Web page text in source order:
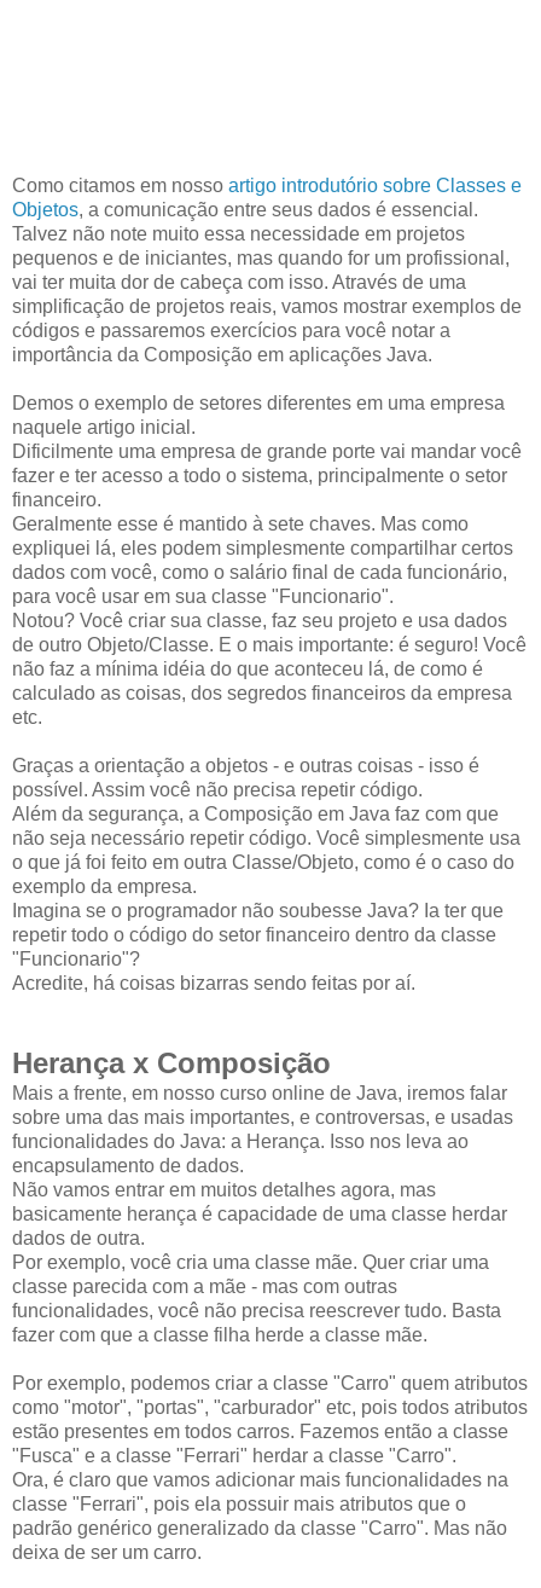
Como citamos em nosso artigo introdutório sobre Classes e
Objetos, a comunicação entre seus dados é essencial.
Talvez não note muito essa necessidade em projetos
pequenos e de iniciantes, mas quando for um profissional,
vai ter muita dor de cabeça com isso. Através de uma
simplificação de projetos reais, vamos mostrar exemplos de
códigos e passaremos exercícios para você notar a
importância da Composição em aplicações Java.
Demos o exemplo de setores diferentes em uma empresa
naquele artigo inicial.
Dificilmente uma empresa de grande porte vai mandar você
fazer e ter acesso a todo o sistema, principalmente o setor
financeiro.
Geralmente esse é mantido à sete chaves. Mas como
expliquei lá, eles podem simplesmente compartilhar certos
dados com você, como o salário final de cada funcionário,
para você usar em sua classe "Funcionario".
Notou? Você criar sua classe, faz seu projeto e usa dados
de outro Objeto/Classe. E o mais importante: é seguro! Você
não faz a mínima idéia do que aconteceu lá, de como é
calculado as coisas, dos segredos financeiros da empresa
etc.
Graças a orientação a objetos - e outras coisas - isso é
possível. Assim você não precisa repetir código.
Além da segurança, a Composição em Java faz com que
não seja necessário repetir código. Você simplesmente usa
o que já foi feito em outra Classe/Objeto, como é o caso do
exemplo da empresa.
Imagina se o programador não soubesse Java? Ia ter que
repetir todo o código do setor financeiro dentro da classe
"Funcionario"?
Acredite, há coisas bizarras sendo feitas por aí.
Herança x Composição
Mais a frente, em nosso curso online de Java, iremos falar
sobre uma das mais importantes, e controversas, e usadas
funcionalidades do Java: a Herança. Isso nos leva ao
encapsulamento de dados.
Não vamos entrar em muitos detalhes agora, mas
basicamente herança é capacidade de uma classe herdar
dados de outra.
Por exemplo, você cria uma classe mãe. Quer criar uma
classe parecida com a mãe - mas com outras
funcionalidades, você não precisa reescrever tudo. Basta
fazer com que a classe filha herde a classe mãe.
Por exemplo, podemos criar a classe "Carro" quem atributos
como "motor", "portas", "carburador" etc, pois todos atributos
estão presentes em todos carros. Fazemos então a classe
"Fusca" e a classe "Ferrari" herdar a classe "Carro".
Ora, é claro que vamos adicionar mais funcionalidades na
classe "Ferrari", pois ela possuir mais atributos que o
padrão genérico generalizado da classe "Carro". Mas não
deixa de ser um carro.